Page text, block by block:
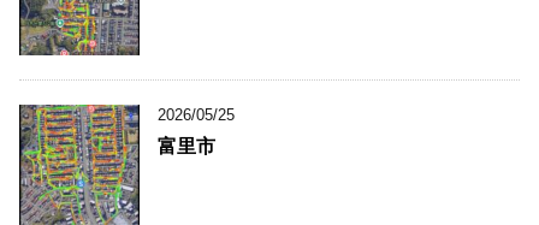
2026/05/25
富里市